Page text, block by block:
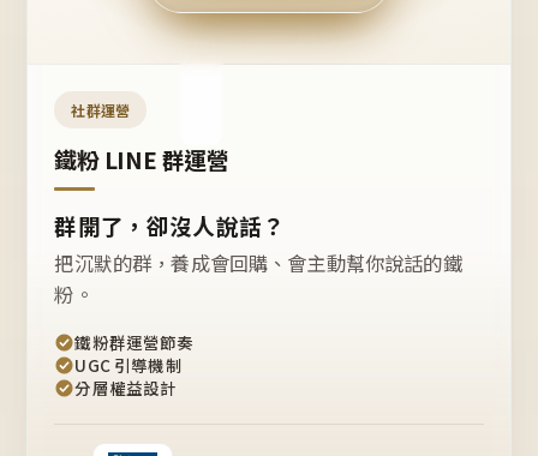
開團
嗎？
社群運營
鐵粉 LINE 群運營
群開了，卻沒人說話？
把沉默的群，養成會回購、會主動幫你說話的鐵
粉。
鐵粉群運營節奏
UGC 引導機制
分層權益設計